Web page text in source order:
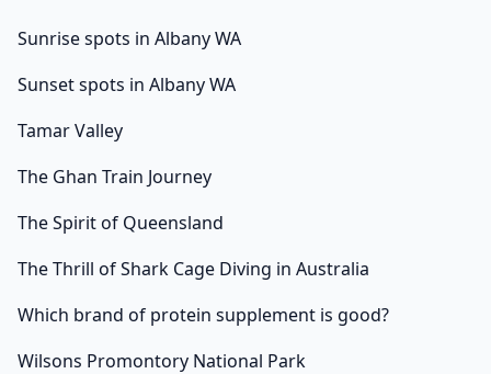
Sunrise spots in Albany WA
Sunset spots in Albany WA
Tamar Valley
The Ghan Train Journey
The Spirit of Queensland
The Thrill of Shark Cage Diving in Australia
Which brand of protein supplement is good?
Wilsons Promontory National Park